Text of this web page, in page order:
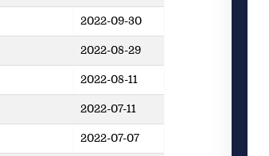
2022-09-30
2022-08-29
2022-08-11
2022-07-11
2022-07-07